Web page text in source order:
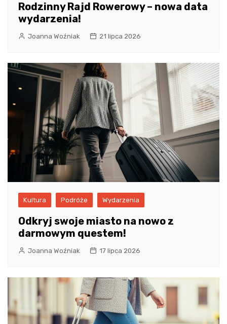
Rodzinny Rajd Rowerowy – nowa data
wydarzenia!
Joanna Woźniak 21 lipca 2026
Kultura Podróże Wydarzenia
Odkryj swoje miasto na nowo z
darmowym questem!
Joanna Woźniak 17 lipca 2026